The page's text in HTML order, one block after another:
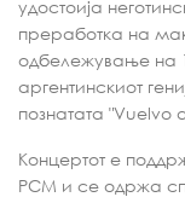
удостоија
преработка на
одбележување на
аргентинскиот
познатата "Vuelvo
Концертот е
РСМ и се одржа